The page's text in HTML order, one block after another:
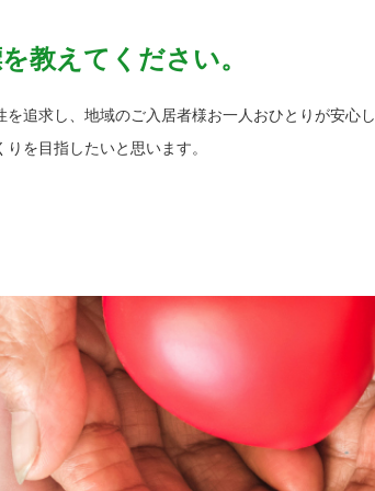
教えてください。
を追求し、地域のご入居者様お一人おひとりが安心
を目指したいと思います。